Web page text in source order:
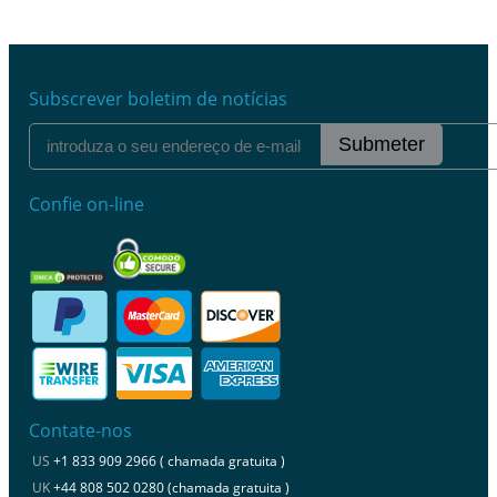
Subscrever boletim de notícias
Submeter
Confie on-line
Contate-nos
US +1 833 909 2966 ( chamada gratuita )
UK+44 808 502 0280 (chamada gratuita )